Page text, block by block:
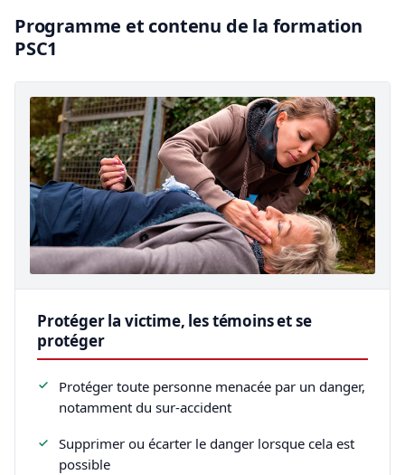
Programme et contenu de la formation
PSC1
Protéger la victime, les témoins et se
protéger
Protéger toute personne menacée par un danger,
notamment du sur-accident
Supprimer ou écarter le danger lorsque cela est
possible